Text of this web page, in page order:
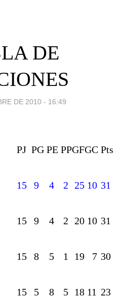
DE
DE 2010 - 16:49
PJ PG PE PPGFGC Pts
15 9 4 2 25 10 31
15 9 4 2 20 10 31
15 8 5 1 19 7 30
15 5 8 5 18 11 23